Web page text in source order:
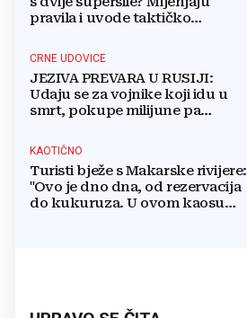
pravila i uvode taktičko
CRNE UDOVICE
JEZIVA PREVARA U RUSIJI:
Udaju se za vojnike koji idu u
smrt, pokupe milijune pa
KAOTIČNO
Turisti bježe s Makarske rivijere:
"Ovo je dno dna, od rezervacija
do kukuruza. U ovom kaosu